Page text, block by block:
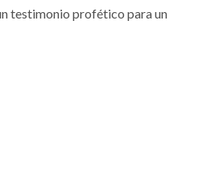
testimonio profético para un